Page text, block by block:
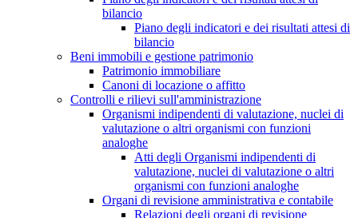
bilancio
Piano degli indicatori e dei risultati attesi di
bilancio
Beni immobili e gestione patrimonio
Patrimonio immobiliare
Canoni di locazione o affitto
Controlli e rilievi sull'amministrazione
Organismi indipendenti di valutazione, nuclei di
valutazione o altri organismi con funzioni
analoghe
Atti degli Organismi indipendenti di
valutazione, nuclei di valutazione o altri
organismi con funzioni analoghe
Organi di revisione amministrativa e contabile
Relazioni degli organi di revisione